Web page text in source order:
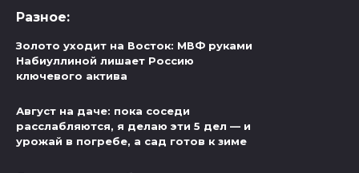
Разное:
Золото уходит на Восток: МВФ руками
Набиуллиной лишает Россию
ключевого актива
Август на даче: пока соседи
расслабляются, я делаю эти 5 дел — и
урожай в погребе, а сад готов к зиме